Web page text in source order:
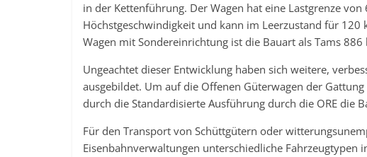
in der Kettenführung. Der Wagen hat eine Lastgrenze
Höchstgeschwindigkeit und kann im Leerzustand für
Wagen mit Sondereinrichtung ist die Bauart als Tams
Ungeachtet dieser Entwicklung haben sich weitere,
ausgebildet. Um auf die Offenen Güterwagen der
durch die Standardisierte Ausführung durch die ORE die
Für den Transport von Schüttgütern oder
Eisenbahnverwaltungen unterschiedliche